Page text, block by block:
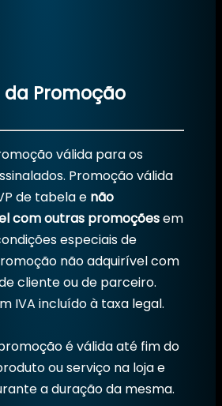
Promoção
válida para os
Promoção válida
de tabela e não
com outras promoçõesem
especiais de
não adquirível com
cliente ou de parceiro.
IVA incluído à taxa legal.
é válida até fim do
ou serviço na loja e
a duração da mesma.